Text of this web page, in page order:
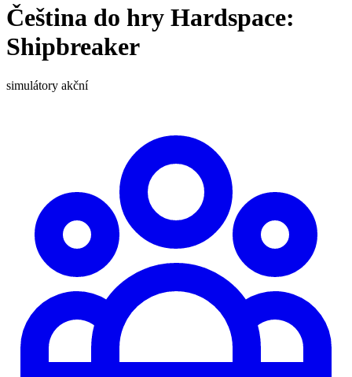
Čeština do hry Hardspace:
Shipbreaker
simulátory akční